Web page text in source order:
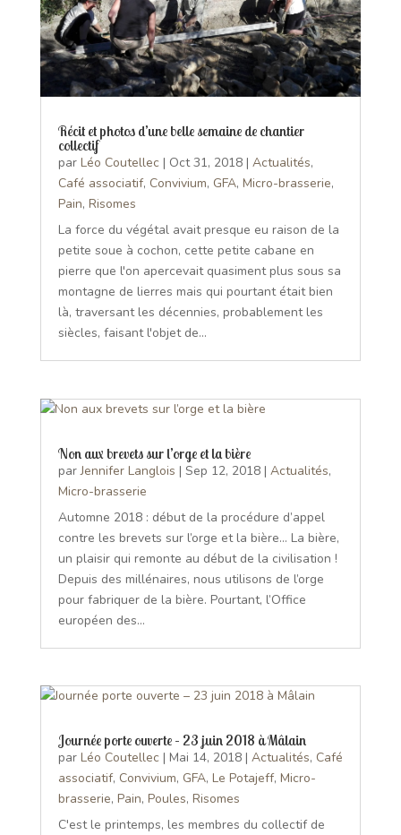
Récit et photos d’une belle semaine de chantier
collectif
par Léo Coutellec | Oct 31, 2018| Actualités,
Café associatif, Convivium, GFA, Micro-brasserie,
Pain, Risomes
La force du végétal avait presque eu raison de la
petite soue à cochon, cette petite cabane en
pierre que l'on apercevait quasiment plus sous sa
montagne de lierres mais qui pourtant était bien
là, traversant les décennies, probablement les
siècles, faisant l'objet de...
Non aux brevets sur l’orge et la bière
parJennifer Langlois | Sep 12, 2018| Actualités,
Micro-brasserie
Automne 2018 : début de la procédure d’appel
contre les brevets sur l’orge et la bière... La bière,
un plaisir qui remonte au début de la civilisation !
Depuis des millénaires, nous utilisons de l’orge
pour fabriquer de la bière. Pourtant, l’Office
européen des...
Journée porte ouverte – 23 juin 2018 à Mâlain
par Léo Coutellec | Mai 14, 2018| Actualités, Café
associatif, Convivium, GFA, Le Potajeff, Micro-
brasserie, Pain, Poules, Risomes
C'est le printemps, les membres du collectif de